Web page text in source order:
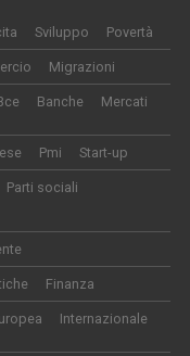
Sviluppo Povertà
Migrazioni
Banche Mercati
Pmi Start-up
Parti sociali
Finanza
Internazionale